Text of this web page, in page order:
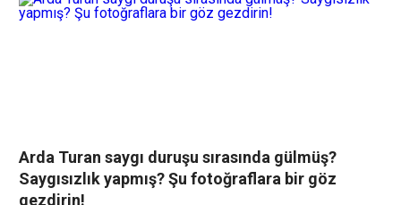
Arda Turan saygı duruşu sırasında gülmüş?
Saygısızlık yapmış? Şu fotoğraflara bir göz
gezdirin!